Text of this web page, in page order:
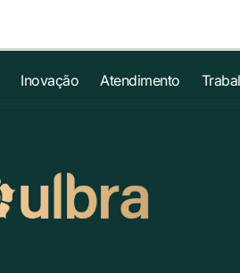
Inovação Atendimento